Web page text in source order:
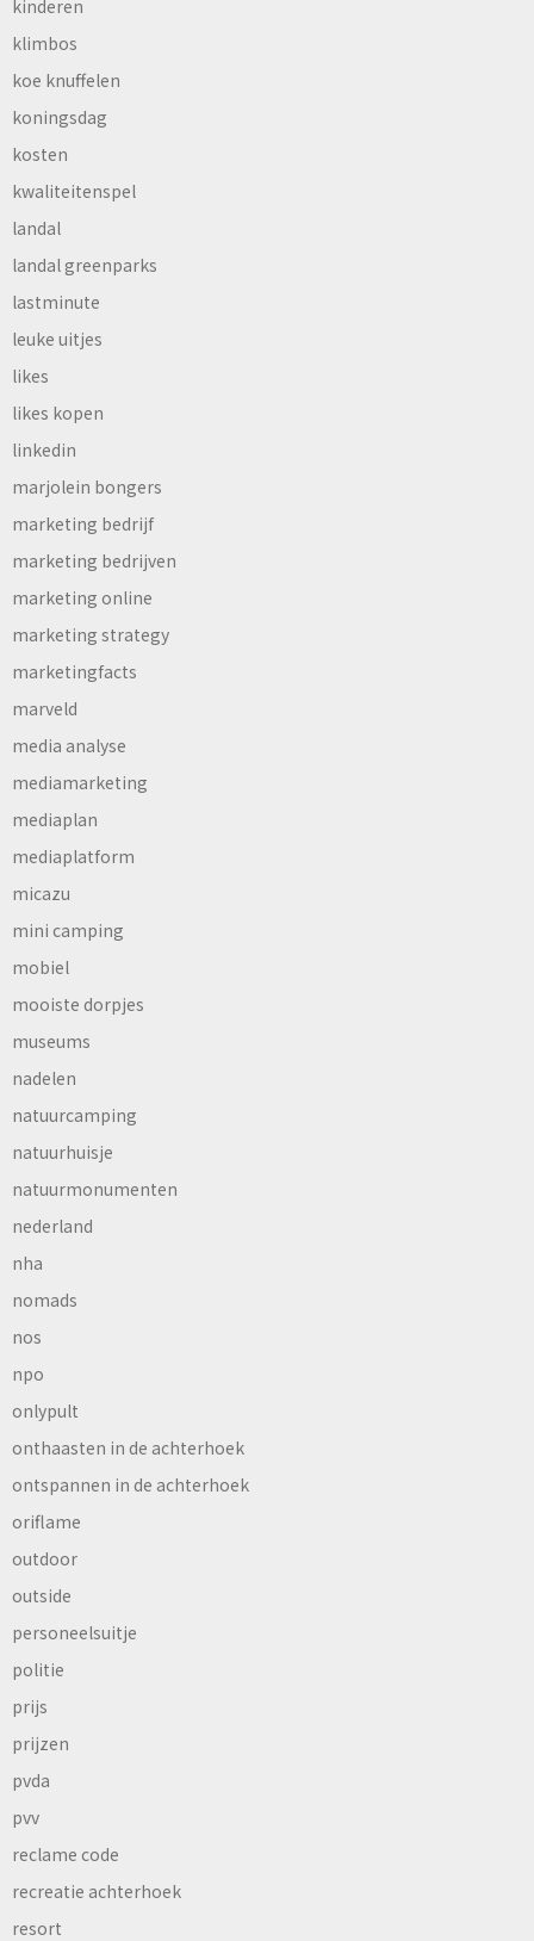
kinderen
klimbos
koe knuffelen
koningsdag
kosten
kwaliteitenspel
landal
landal greenparks
lastminute
leuke uitjes
likes
likes kopen
linkedin
marjolein bongers
marketing bedrijf
marketing bedrijven
marketing online
marketing strategy
marketingfacts
marveld
media analyse
mediamarketing
mediaplan
mediaplatform
micazu
mini camping
mobiel
mooiste dorpjes
museums
nadelen
natuurcamping
natuurhuisje
natuurmonumenten
nederland
nha
nomads
nos
npo
onlypult
onthaasten in de achterhoek
ontspannen in de achterhoek
oriflame
outdoor
outside
personeelsuitje
politie
prijs
prijzen
pvda
pvv
reclame code
recreatie achterhoek
resort